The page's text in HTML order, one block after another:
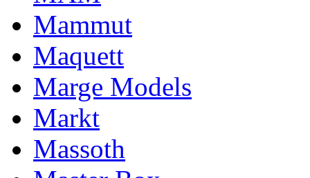
Mammut
Maquett
Marge Models
Markt
Massoth